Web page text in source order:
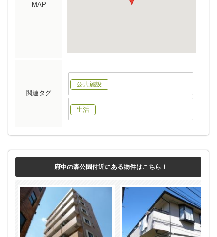
MAP
関連タグ
公共施設
生活
府中の森公園付近にある物件はこちら！